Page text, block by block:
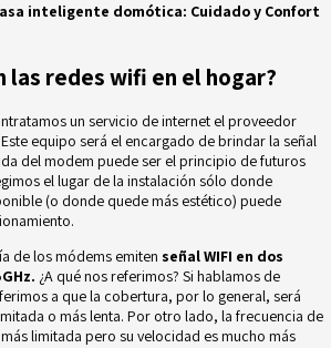
inteligente domótica: Cuidado y Confort
las redes wifi en el hogar?
un servicio de internet el proveedor
equipo será el encargado de brindar la señal
del modem puede ser el principio de futuros
el lugar de la instalación sólo donde
(o donde quede más estético) puede
de los módems emiten señal WIFI en dos
¿A qué nos referimos? Si hablamos de
a que la cobertura, por lo general, será
o más lenta. Por otro lado, la frecuencia de
limitada pero su velocidad es mucho más